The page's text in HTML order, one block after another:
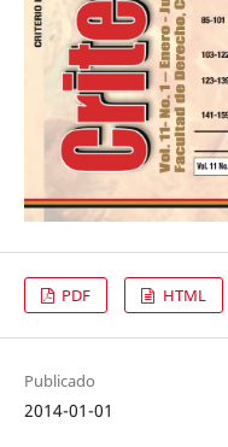
PDF HTML
Publicado
2014-01-01